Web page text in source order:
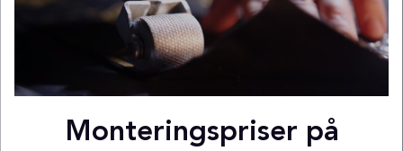
Monteringspriser på